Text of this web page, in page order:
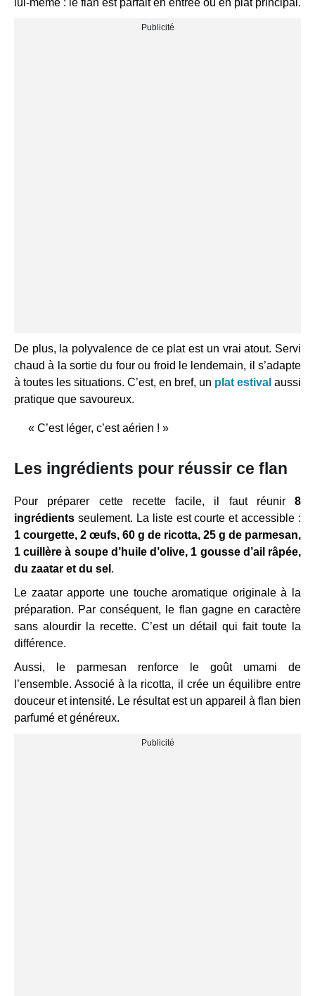
De plus, la polyvalence de ce plat est un vrai atout. Servi
chaud à la sortie du four ou froid le lendemain, il s’adapte
à toutes les situations. C’est, en bref, un plat estival aussi
pratique que savoureux.
« C’est léger, c’est aérien ! »
Les ingrédients pour réussir ce flan
Pour préparer cette recette facile, il faut réunir 8
ingrédients seulement. La liste est courte et accessible :
1 courgette, 2 œufs, 60 g de ricotta, 25 g de parmesan,
1 cuillère à soupe d’huile d’olive, 1 gousse d’ail râpée,
du zaatar et du sel .
Le zaatar apporte une touche aromatique originale à la
préparation. Par conséquent, le flan gagne en caractère
sans alourdir la recette. C’est un détail qui fait toute la
différence.
Aussi, le parmesan renforce le goût umami de
l’ensemble. Associé à la ricotta, il crée un équilibre entre
douceur et intensité. Le résultat est un appareil à flan bien
parfumé et généreux.